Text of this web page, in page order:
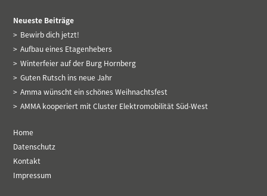
Neueste Beiträge
Bewirb dich jetzt!
Aufbau eines Etagenhebers
Winterfeier auf der Burg Hornberg
Guten Rutsch ins neue Jahr
Amma wünscht ein schönes Weihnachtsfest
AMMA kooperiert mit Cluster Elektromobilität Süd-West
Home
Datenschutz
Kontakt
Impressum